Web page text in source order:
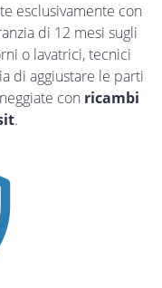
esclusivamente con
di 12 mesi sugli
o lavatrici, tecnici
di aggiustare le parti
con ricambi
.